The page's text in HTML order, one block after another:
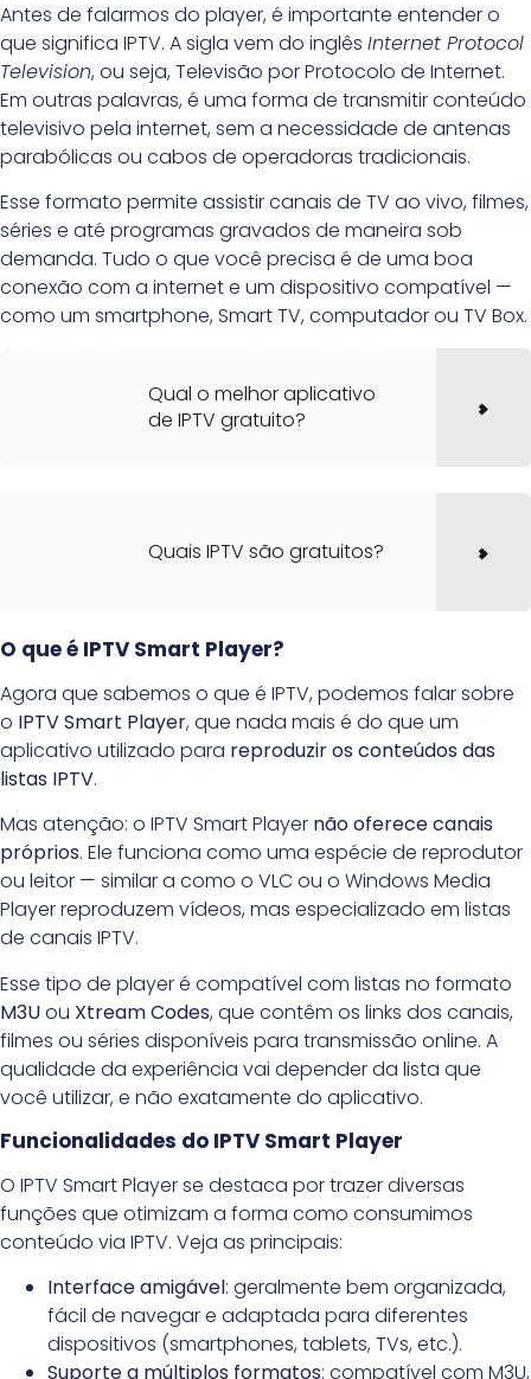
Antes de falarmos do player, é importante entender o
que significa IPTV. A sigla vem do inglês Internet Protocol
Television, ou seja, Televisão por Protocolo de Internet.
Em outras palavras, é uma forma de transmitir conteúdo
televisivo pela internet, sem a necessidade de antenas
parabólicas ou cabos de operadoras tradicionais.
Esse formato permite assistir canais de TV ao vivo, filmes,
séries e até programas gravados de maneira sob
demanda. Tudo o que você precisa é de uma boa
conexão com a internet e um dispositivo compatível —
como um smartphone, Smart TV, computador ou TV Box.
Qual o melhor aplicativo
de IPTV gratuito?
Quais IPTV são gratuitos?
O que é IPTV Smart Player?
Agora que sabemos o que é IPTV, podemos falar sobre
o IPTV Smart Player, que nada mais é do que um
aplicativo utilizado para reproduzir os conteúdos das
listas IPTV.
Mas atenção: o IPTV Smart Player não oferece canais
próprios. Ele funciona como uma espécie de reprodutor
ou leitor — similar a como o VLC ou o Windows Media
Player reproduzem vídeos, mas especializado em listas
de canais IPTV.
Esse tipo de player é compatível com listas no formato
M3Uou Xtream Codes, que contêm os links dos canais,
filmes ou séries disponíveis para transmissão online. A
qualidade da experiência vai depender da lista que
você utilizar, e não exatamente do aplicativo.
Funcionalidades do IPTV Smart Player
O IPTV Smart Player se destaca por trazer diversas
funções que otimizam a forma como consumimos
conteúdo via IPTV. Veja as principais:
Interface amigável: geralmente bem organizada,
fácil de navegar e adaptada para diferentes
dispositivos (smartphones, tablets, TVs, etc.).
Suporte a múltiplos formatos: compatível com M3U,